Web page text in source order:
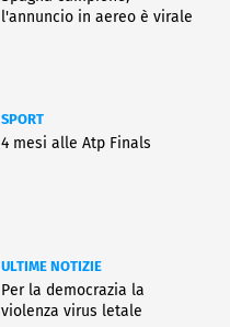
l'annuncio in aereo è virale
SPORT
4 mesi alle Atp Finals
ULTIME NOTIZIE
Per la democrazia la
violenza virus letale